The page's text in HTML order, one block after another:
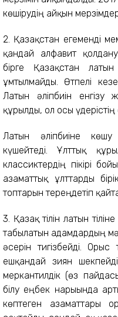
көшірудің айқын
2. Қазақстан егеменді
қандай алфавит
бірге Қазақстан
ұмтылмайды. Өтпелі
Латын әліпбиін енгізу
құрылды, ол осы
Латын әліпбиіне көшу
күшейтеді. Ұлттық
классиктердің пікірі
азаматтық ұлттарды
топтарын тереңдетіп
3. Қазақ тілін латын
табылатын адамдардың
әсерін тигізбейді. Орыс
ешқандай зиян
меркантилдік (өз
білу еңбек нарығында
көптеген азаматтары